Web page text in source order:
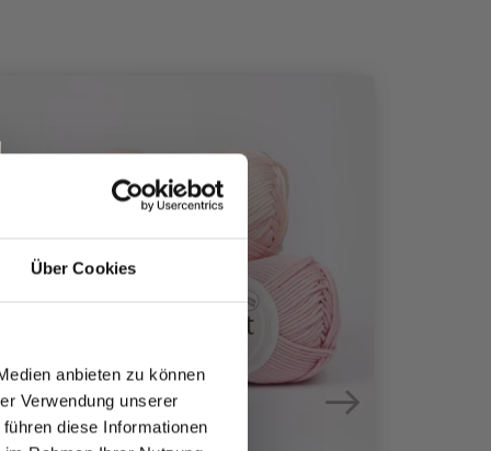
Über Cookies
anbieten zu können
Verwendung unserer
diese Informationen